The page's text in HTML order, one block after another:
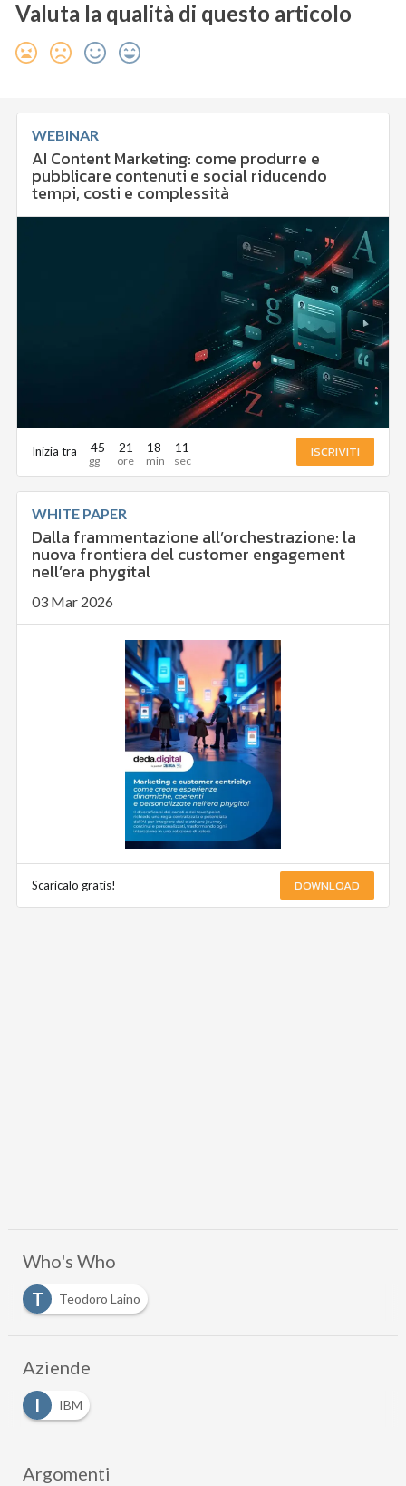
Valuta la qualità di questo articolo
WEBINAR
AI Content Marketing: come produrre e
pubblicare contenuti e social riducendo
tempi, costi e complessità
Inizia tra 45 21 18 10 ISCRIVITI
WHITE PAPER
Dalla frammentazione all’orchestrazione: la
nuova frontiera del customer engagement
nell’era phygital
03 Mar 2026
Scaricalo gratis! DOWNLOAD
Who's Who
T
Teodoro Laino
Aziende
I
IBM
Argomenti